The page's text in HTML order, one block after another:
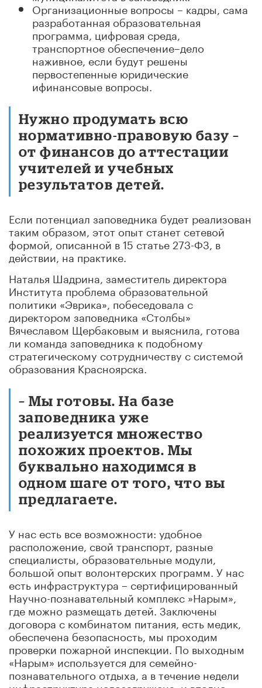
Организационные вопросы – кадры, сама
разработанная образовательная
программа, цифровая среда,
транспортное обеспечение–дело
наживное, если будут решены
первостепенные юридические
ифинансовые вопросы.
Нужно продумать всю
нормативно-правовую базу –
от финансов до аттестации
учителей и учебных
результатов детей.
Если потенциал заповедника будет реализован
таким образом, этот опыт станет сетевой
формой, описанной в 15 статье 273-ФЗ, в
действии, на практике.
Наталья Шадрина, заместитель директора
Института проблема образовательной
политики «Эврика», побеседовала с
директором заповедника «Столбы»
Вячеславом Щербаковым и выяснила, готова
ли команда заповедника к подобному
стратегическому сотрудничеству с системой
образования Красноярска.
– Мы готовы. На базе
заповедника уже
реализуется множество
похожих проектов. Мы
буквально находимся в
одном шаге от того, что вы
предлагаете.
У нас есть все возможности: удобное
расположение, свой транспорт, разные
специалисты, образовательные модули,
большой опыт волонтерских программ. У нас
есть инфраструктура – сертифицированный
Научно-познавательный комплекс »Нарым»,
где можно размещать детей. Заключены
договора с комбинатом питания, есть медик,
обеспечена безопасность, мы проходим
проверки пожарной инспекции. По выходным
«Нарым» используется для семейно-
познавательного отдыха, а в течение недели